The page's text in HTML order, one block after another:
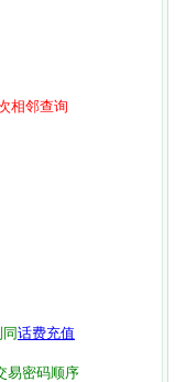
相邻查询
话费充值
易密码顺序